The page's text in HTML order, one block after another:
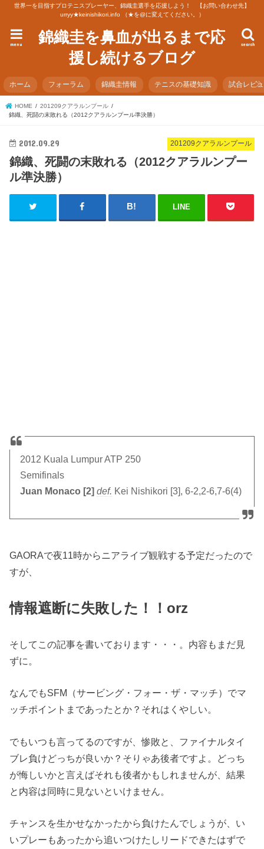
世界一を目指すプロテニスプレーヤー、錦織圭選手を応援しよう！ 【お問い合わせ先】
urryy★keinishikori.info （★を@に変えてください。）
錦織圭を鼻血が出るまで応
援し続けるブログ
search
menu
ホーム フォーラム 錦織圭情報 テニスの基礎知識 試合レビ
HOME
201209クアラルンプール
錦織、死闘の末敗れる（2012クアラルンプール準決勝）
201209クアラルンプール
2012.09.29
錦織、死闘の末敗れる（2012クアラルンプー
ル準決勝）
LINE
2012 Kuala Lumpur ATP 250
Semifinals
Juan Monaco [2] def. Kei Nishikori [3], 6-2,2-6,7-6(4)
GAORAで夜11時からニアライブ観戦する予定だったので
すが、
情報遮断に失敗した！！orz
そしてこの記事を書いております・・・。内容もまだ見
ずに。
なんでもSFM（サービング・フォー・ザ・マッチ）でマ
ッチポイントまであったとか？それはくやしい。
でもいつも言ってるのですが、惨敗と、ファイナルタイ
ブレ負けどっちが良いか？そりゃあ後者ですよ。どっち
が悔しいかと言えばそれも後者かもしれませんが、結果
と内容は同時に見ないといけません。
チャンスを生かせなかったから負けたんでしょうが、い
いプレーもあったから追いつけたしリードできたはずで